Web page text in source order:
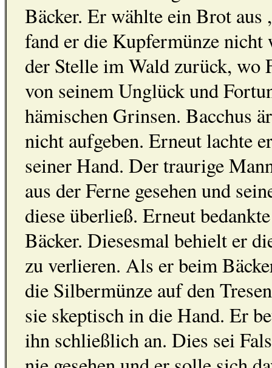
Bäcker. Er wählte ein Brot aus
fand er die Kupfermünze
der Stelle im Wald zurück, wo
von seinem Unglück und
hämischen Grinsen. Bacchus
nicht aufgeben. Erneut lachte
seiner Hand. Der traurige
aus der Ferne gesehen und
diese überließ. Erneut
Bäcker. Diesesmal behielt er
zu verlieren. Als er beim
die Silbermünze auf den
sie skeptisch in die Hand. Er
ihn schließlich an. Dies sei